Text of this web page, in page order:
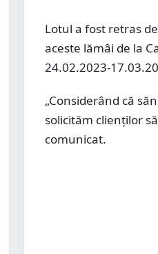
Lotul a fost retras
aceste lămâi de la
24.02.2023-
„Considerând că
solicităm clienţilor să
comunicat.